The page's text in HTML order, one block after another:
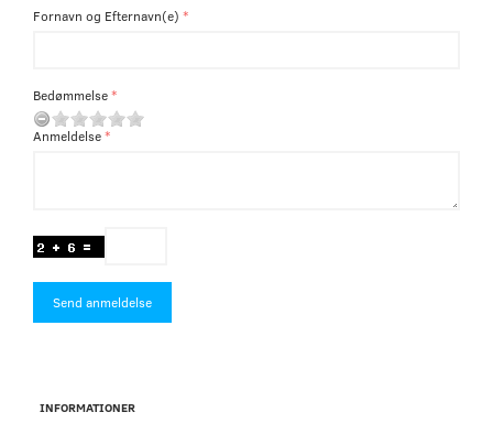
Fornavn og Efternavn(e)
Bedømmelse
Anmeldelse
Send anmeldelse
INFORMATIONER